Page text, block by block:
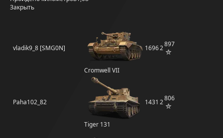
Закрыть
vladik9_8 [SMG0N]
Cromwell VII
16962897
Paha102_82
Tiger 131
1431 2806